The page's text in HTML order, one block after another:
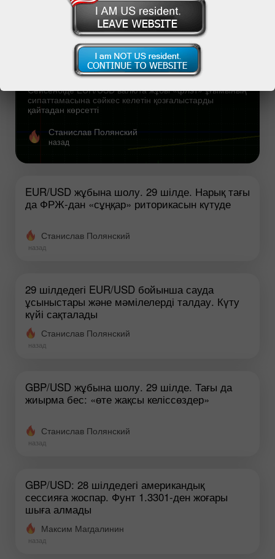
29 шілдедегі EUR/USD бойынша сауда
ұсыныстары және мәмілелерді талдау.
Күту күйі сақталады
Сейсенбіде EUR/USD валюта жұбы «флэт» ұғымының
сипаттамасына сәйкес келетін қозғалыстарды
қайтадан көрсетті
Станислав Полянский
назад
EUR/USD жұбына шолу. 29 шілде. Нарық тағы
да ФРЖ-дан «сұңқар» риторикасын күтуде
Станислав Полянский
назад
29 шілдедегі EUR/USD бойынша сауда
ұсыныстары және мәмілелерді талдау. Күту
күйі сақталады
Станислав Полянский
назад
GBP/USD жұбына шолу. 29 шілде. Тағы да
жиырма бес: «өте жақсы келіссөздер»
Станислав Полянский
назад
GBP/USD: 28 шілдедегі американдық
сессияға жоспар. Фунт 1.3301-ден жоғары
шыға алмады
Максим Магдалинин
назад